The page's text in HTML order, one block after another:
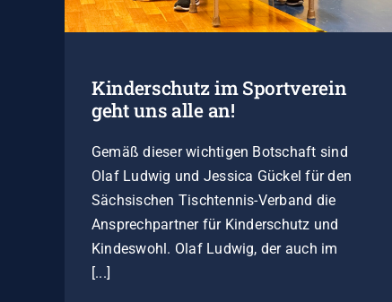
Kinderschutz im Sportverein
geht uns alle an!
Gemäß dieser wichtigen Botschaft sind
Olaf Ludwig und Jessica Gückel für den
Sächsischen Tischtennis-Verband die
Ansprechpartner für Kinderschutz und
Kindeswohl. Olaf Ludwig, der auch im
[...]